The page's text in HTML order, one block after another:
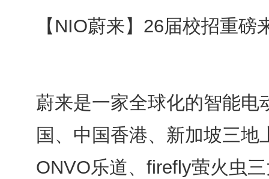
【⁠⁠⁠⁠⁠⁠⁠⁠⁠⁠⁠⁠⁠⁠⁠⁠NIO蔚来】26届校招重磅
蔚来是一家全球化的智能电
国、中国香港、新加坡三
ONVO乐道、firefly萤火虫